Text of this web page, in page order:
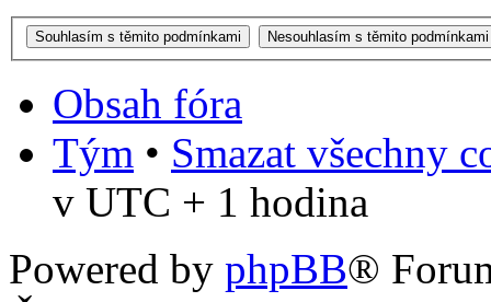
Obsah fóra
Tým • Smazat všechny
v UTC + 1 hodina
Powered by phpBB®